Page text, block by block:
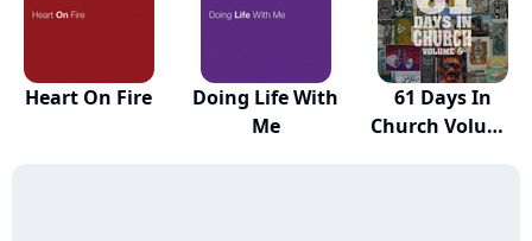
Heart On Fire
Doing Life With
Me
61 Days In
Church Volume